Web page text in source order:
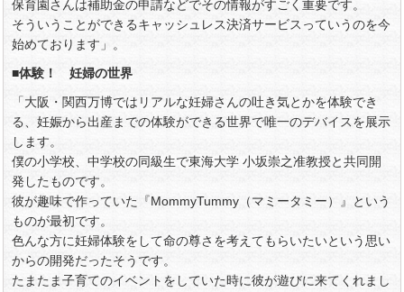
保育園さんは補助金の申請などでその情報がすごく重要です。
そういうことができるキャッシュレス決済サービスっていうのを今
始めております」。
■体験！ 妊婦の世界
「大阪・関西万博ではリアルな妊婦さんの吐き気とかを体験でき
る、妊娠から出産までの体験ができる世界で唯一のデバイスを展示
します。
僕の小学校、中学校の同級生で東海大学 小坂崇之准教授と共同開
発したものです。
彼が趣味で作っていた『MommyTummy（マミータミー）』という
ものが最初です。
色んな方に妊婦体験をして命の尊さを考えてもらいたいという思い
からの開発だったそうです。
たまたま子育てのイベントをしていた時に彼が遊びに来てくれまし